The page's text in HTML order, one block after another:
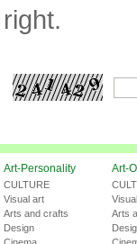
right.
Art-Personality
CULTURE
Visual art
Arts and crafts
Design
Art-
Arts